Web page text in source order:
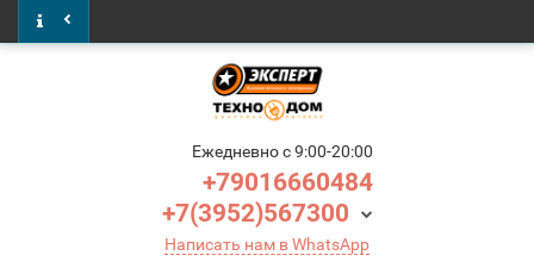
Ежедневно c 9:00-20:00
+79016660484
+7(3952)567300
Написать нам в WhatsApp